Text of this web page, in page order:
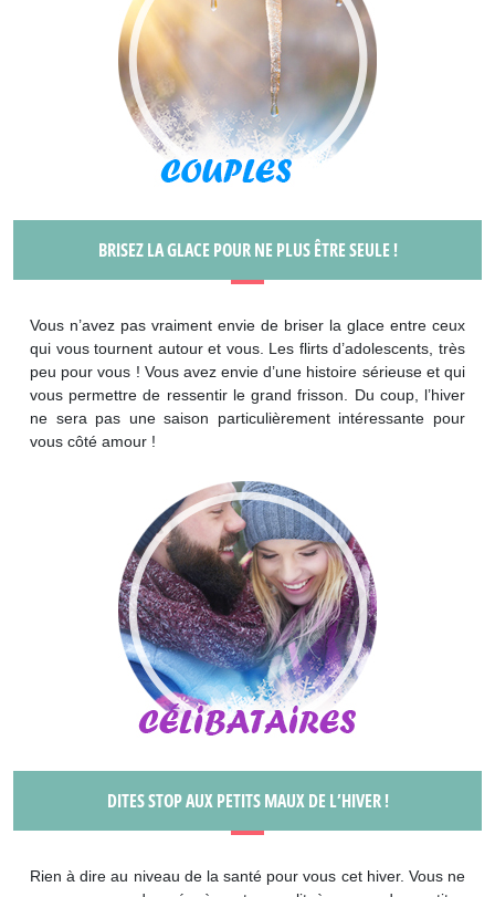
BRISEZ LA GLACE POUR NE PLUS ÊTRE SEULE !
Vous n’avez pas vraiment envie de briser la glace entre ceux
qui vous tournent autour et vous. Les flirts d’adolescents, très
peu pour vous ! Vous avez envie d’une histoire sérieuse et qui
vous permettre de ressentir le grand frisson. Du coup, l’hiver
ne sera pas une saison particulièrement intéressante pour
vous côté amour !
DITES STOP AUX PETITS MAUX DE L’HIVER !
Rien à dire au niveau de la santé pour vous cet hiver. Vous ne